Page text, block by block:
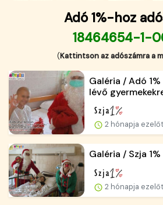
Adó 1%-hoz
18464654-1-
(Kattintson az adószámra a
Galéria / Adó
lévő
2 hónapja
Galéria / Szja
2 hónapja